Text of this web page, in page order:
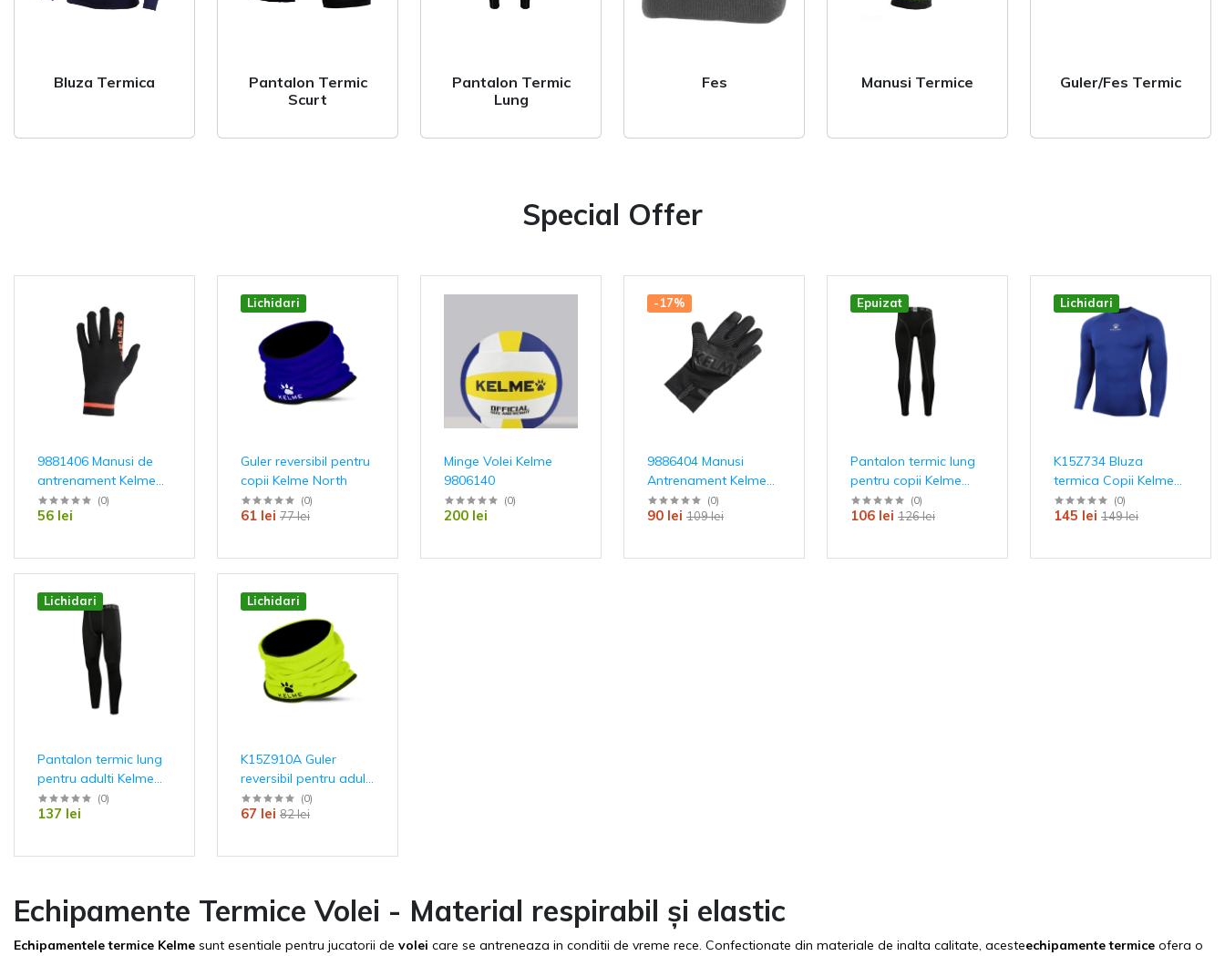
Geaca lunga
Tricou & polo
Set de joc
Bluza Termica
Pantalon Termic
Scurt
Pantalon Termic
Lung
Fes Manusi Termice Guler/Fes Termic
Special Offer
9881406 Manusi de
antrenament Kelme
Road
(0)
56 lei
Lichidari
Guler reversibil pentru
copii Kelme North
(0)
77 lei
61 lei
Minge Volei Kelme
9806140
(0)
200 lei
-17%
9886404 Manusi
Antrenament Kelme
North
(0)
109 lei
90 lei
Epuizat
Pantalon termic lung
pentru copii Kelme
North
(0)
126 lei
106 lei
Lichidari
K15Z734 Bluza
termica Copii Kelme
Team cu maneca
lunga
(0)
149 lei
145 lei
Lichidari
Pantalon termic lung
pentru adulti Kelme
North
(0)
137 lei
Lichidari
K15Z910A Guler
reversibil pentru adulti
Kelme North
(0)
82 lei
67 lei
Echipamente Termice Volei - Material respirabil și elastic
Echipamentele termice Kelme sunt esentiale pentru jucatorii de volei care se antreneaza in conditii de vreme rece. Confectionate din materiale de inalta calitate, acesteechipamente termice ofera o